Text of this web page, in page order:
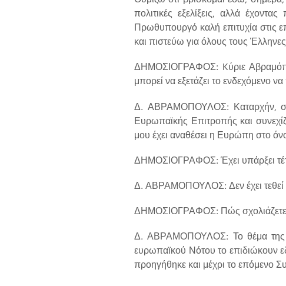
πολιτικές εξελίξεις, αλλά
Πρωθυπουργό καλή επιτυχία στις
και πιστεύω για όλους τους
ΔΗΜΟΣΙΟΓΡΑΦΟΣ: Kύριε
μπορεί να εξετάζει το ενδεχόμενο
Δ. ΑΒΡΑΜΟΠΟΥΛΟΣ: Καταρχήν, σε
Ευρωπαϊκής Επιτροπής και
μου έχει αναθέσει η Ευρώπη στο
ΔΗΜΟΣΙΟΓΡΑΦΟΣ: Έχει υπάρξει
Δ. ΑΒΡΑΜΟΠΟΥΛΟΣ: Δεν έχει τεθεί
ΔΗΜΟΣΙΟΓΡΑΦΟΣ: Πώς σχολιάζετε
Δ. ΑΒΡΑΜΟΠΟΥΛΟΣ: Το θέμα της
ευρωπαϊκού Νότου το επιδιώκουν
προηγήθηκε και μέχρι το επόμενο